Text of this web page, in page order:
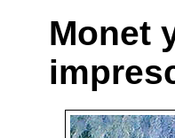
Monet